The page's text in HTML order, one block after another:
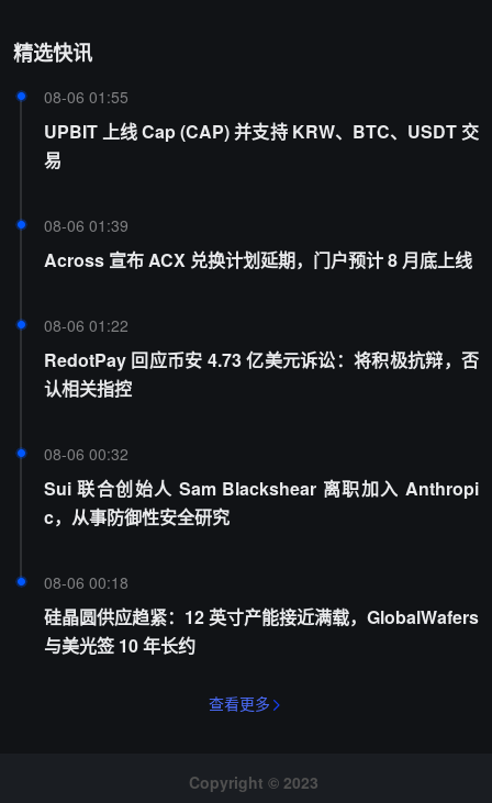
精选快讯
08-06 01:55
UPBIT 上线 Cap (CAP) 并支持 KRW、BTC、USDT 交
易
08-06 01:39
Across 宣布 ACX 兑换计划延期，门户预计 8 月底上线
08-06 01:22
RedotPay 回应币安 4.73 亿美元诉讼：将积极抗辩，否
认相关指控
08-06 00:32
Sui 联合创始人 Sam Blackshear 离职加入 Anthropi
c，从事防御性安全研究
08-06 00:18
硅晶圆供应趋紧：12 英寸产能接近满载，GlobalWafers
与美光签 10 年长约
查看更多
Copyright © 2023